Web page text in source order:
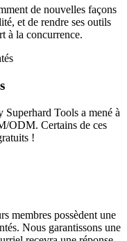
de nouvelles façons
et de rendre ses outils
à la concurrence.
Superhard Tools a mené à
ODM. Certains de ces
!
membres possèdent une
Nous garantissons une